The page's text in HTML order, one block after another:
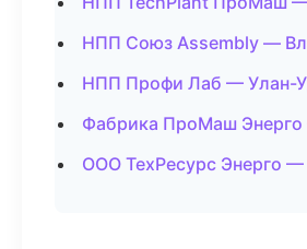
НПП Союз Assembly —
НПП Профи Лаб — Улан-
Фабрика ПроМаш Энерго
ООО ТехРесурс Энерго —